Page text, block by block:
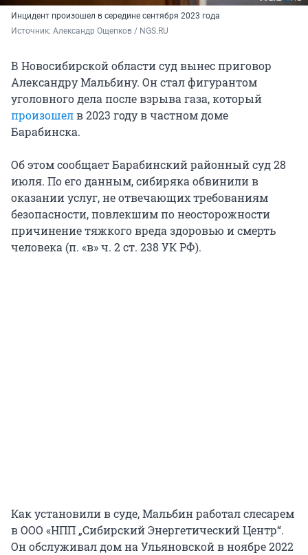
Инцидент произошел в середине сентября 2023 года
Источник: Александр Ощепков / NGS.RU
В Новосибирской области суд вынес приговор
Александру Мальбину. Он стал фигурантом
уголовного дела после взрыва газа, который
произошелв 2023 году в частном доме
Барабинска.
Об этом сообщает Барабинский районный суд 28
июля. По его данным, сибиряка обвинили в
оказании услуг, не отвечающих требованиям
безопасности, повлекшим по неосторожности
причинение тяжкого вреда здоровью и смерть
человека (п. «в» ч. 2 ст. 238 УК РФ).
Как установили в суде, Мальбин работал слесарем
в ООО «НПП „Сибирский Энергетический Центр“.
Он обслуживал дом на Ульяновской в ноябре 2022